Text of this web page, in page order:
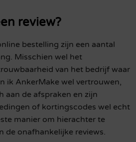
review?
bestelling zijn een aantal
Misschien wel het
van het bedrijf waar
ik AnkerMake wel vertrouwen,
aan de afspraken en zijn
of kortingscodes wel echt
manier om hierachter te
de onafhankelijke reviews.